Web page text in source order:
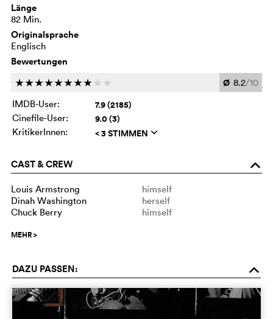
Länge
82 Min.
Originalsprache
Englisch
Bewertungen
cccccccc c c Ø 8.2/10
IMDB-User:
7.9 (2185)
Cinefile-User: 9.0 (3)
KritikerInnen: < 3 STIMMEN q
CAST & CREW o
Louis Armstrong
himself
Dinah Washington
herself
Chuck Berry
himself
MEHR>
DAZU PASSEN: o